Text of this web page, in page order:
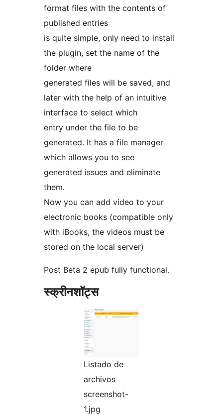
format files with the contents of
published entries
is quite simple, only need to install
the plugin, set the name of the
folder where
generated files will be saved, and
later with the help of an intuitive
interface to select which
entry under the file to be
generated. It has a file manager
which allows you to see
generated issues and eliminate
them.
Now you can add video to your
electronic books (compatible only
with iBooks, the videos must be
stored on the local server)
Post Beta 2 epub fully functional.
स्क्रीनशॉट्स
Listado de
archivos
screenshot-
1.jpg